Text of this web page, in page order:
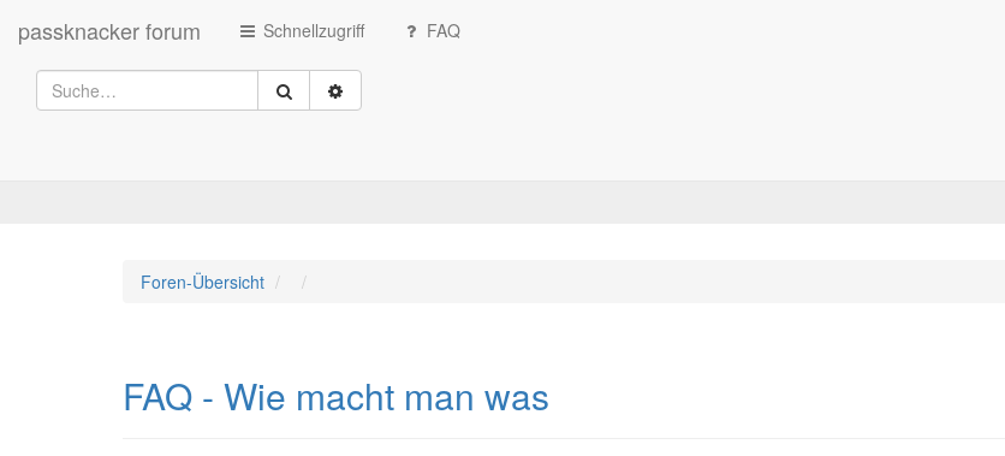
passknacker forum Schnellzugriff FAQ
Foren-Übersicht
FAQ - Wie macht man was